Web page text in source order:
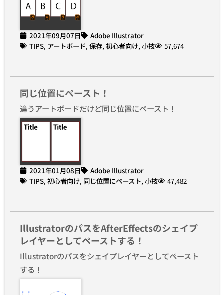
2021年09月07日
Adobe Illustrator
TIPS, アートボード, 保存, 初心者向け, 小技 57,674
同じ位置にペースト！
違うアートボードだけど同じ位置にペースト！
2021年01月08日
Adobe Illustrator
TIPS, 初心者向け, 同じ位置にペースト, 小技 47,482
IllustratorのパスをAfterEffectsのシェイプ
レイヤーとしてペーストする！
Illustratorのパスをシェイプレイヤーとしてペースト
する！